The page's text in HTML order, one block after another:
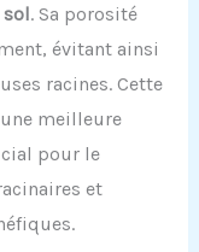
. Sa porosité
évitant ainsi
racines. Cette
meilleure
pour le
et